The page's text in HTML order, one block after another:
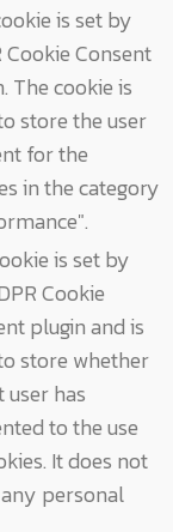
is set by
Cookie Consent
The cookie is
store the user
for the
in the category
is set by
Cookie
plugin and is
store whether
has
to the use
It does not
personal